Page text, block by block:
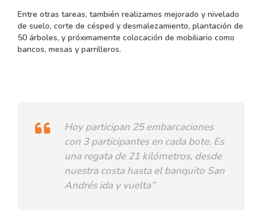
Entre otras tareas, también realizamos mejorado y nivelado
de suelo, corte de césped y desmalezamiento, plantación de
50 árboles, y próximamente colocación de mobiliario como
bancos, mesas y parrilleros.
Hoy participan 25 embarcaciones
con 3 participantes en cada bote. Es
una regata de 21 kilómetros, desde
nuestra costa hasta el banquito San
Andrés ida y vuelta”